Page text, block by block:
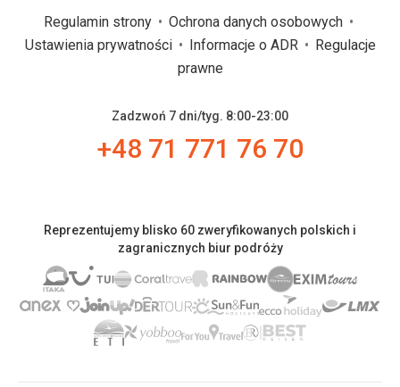
Regulamin strony
Ochrona danych osobowych
Ustawienia prywatności
Informacje o ADR
Regulacje
prawne
Zadzwoń 7 dni/tyg. 8:00-23:00
+48 71 771 76 70
Reprezentujemy blisko 60 zweryfikowanych polskich i
zagranicznych biur podróży